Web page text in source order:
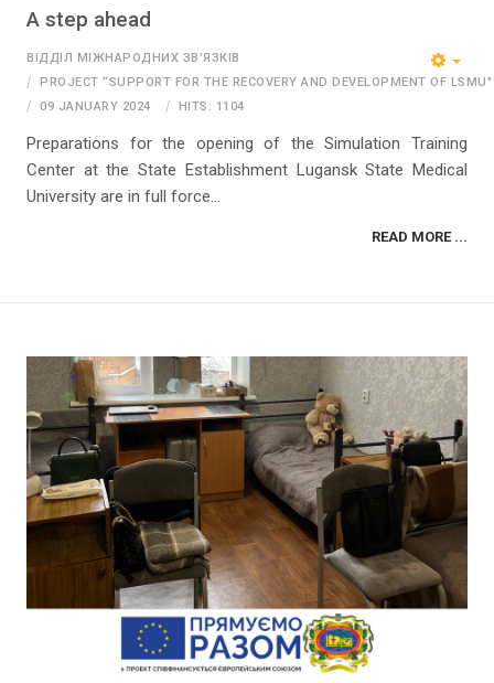
A step ahead
ВІДДІЛ МІЖНАРОДНИХ ЗВ’ЯЗКІВ
PROJECT “SUPPORT FOR THE RECOVERY AND DEVELOPMENT OF LSMU"
09 JANUARY 2024
HITS: 1104
Preparations for the opening of the Simulation Training
Center at the State Establishment Lugansk State Medical
University are in full force...
READ MORE ...